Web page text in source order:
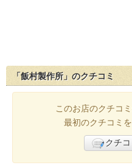
「飯村製作所」のクチコミ
このお店のクチコ
最初のクチコミ
クチ